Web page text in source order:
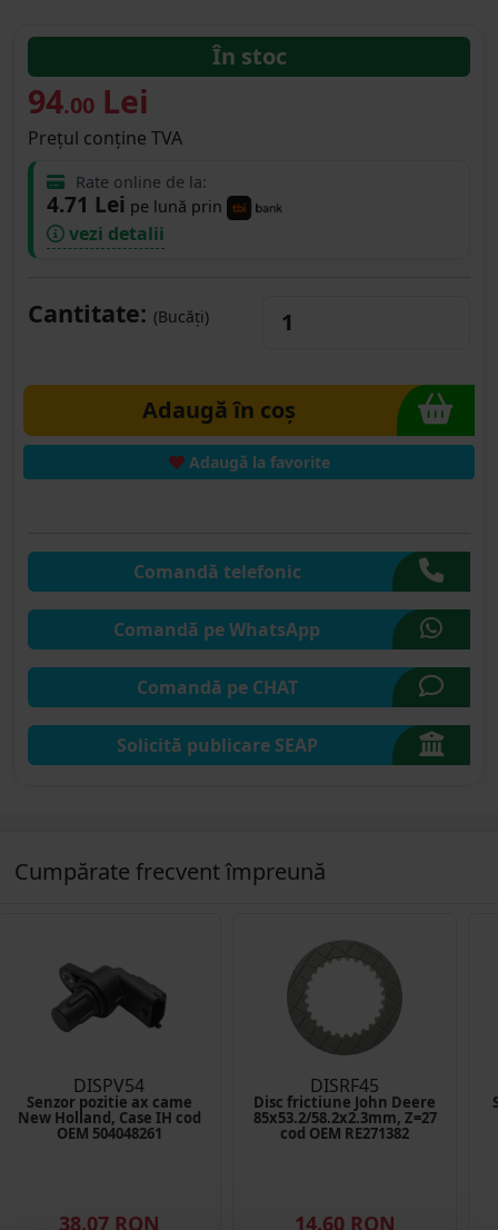
În stoc
94.00 Lei
Prețul conține TVA
Rate online de la:
4.71 Lei pe lună prin
vezi detalii
Cantitate: (Bucăți)
Adaugă în coș
Adaugă la favorite
Comandă telefonic
Comandă pe WhatsApp
Comandă pe CHAT
Solicită publicare SEAP
Cumpărate frecvent împreună
DISPV54
Senzor pozitie ax came
New Holland, Case IH cod
OEM 504048261
38.07 RON
DISRF45
Disc frictiune John Deere
85x53.2/58.2x2.3mm, Z=27
cod OEM RE271382
14.60 RON